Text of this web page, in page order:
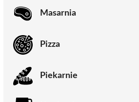
Masarnia
Pizza
Piekarnie